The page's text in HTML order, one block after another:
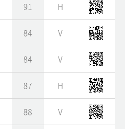
91 H
84 V
84 V
87 H
88 V